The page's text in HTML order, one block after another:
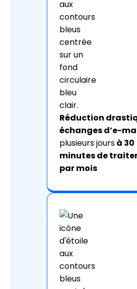
Réduction
échanges d’e-
plusieurs joursà 30
minutes de
par mois